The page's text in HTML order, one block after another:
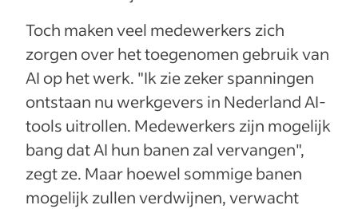
Toch maken veel medewerkers zich
zorgen over het toegenomen gebruik van
AI op het werk. "Ik zie zeker spanningen
ontstaan nu werkgevers in Nederland AI-
tools uitrollen. Medewerkers zijn mogelijk
bang dat AI hun banen zal vervangen",
zegt ze. Maar hoewel sommige banen
mogelijk zullen verdwijnen, verwacht